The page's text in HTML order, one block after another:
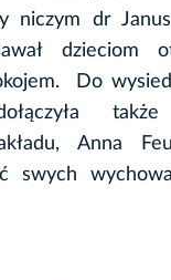
niczym dr
dzieciom
Do
Anna
swych